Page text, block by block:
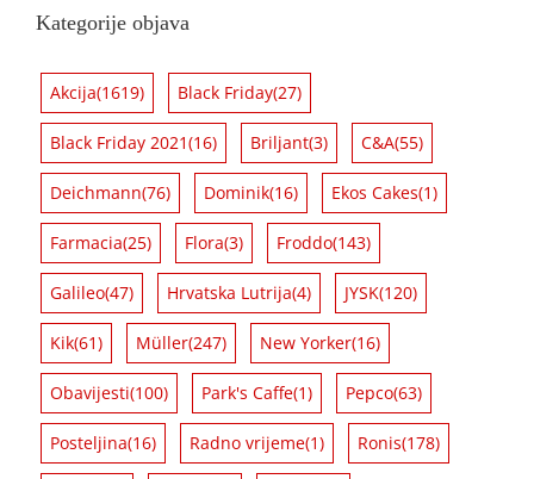
Kategorije objava
Akcija(1619) Black Friday(27)
Black Friday 2021(16) Briljant(3) C&A(55)
Deichmann(76) Dominik(16) Ekos Cakes(1)
Farmacia(25) Flora(3) Froddo(143)
Galileo(47) Hrvatska Lutrija(4) JYSK(120)
Kik(61) Müller(247) New Yorker(16)
Obavijesti(100) Park's Caffe(1) Pepco(63)
Posteljina(16) Radno vrijeme(1) Ronis(178)